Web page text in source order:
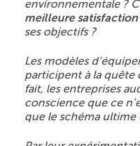
environnementale ?
meilleure
ses objectifs ?
Les modèles
participent à la quête
fait, les entreprises
conscience que ce
que le schéma ultime